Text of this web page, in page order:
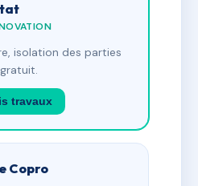
isolation des parties
travaux
Copro